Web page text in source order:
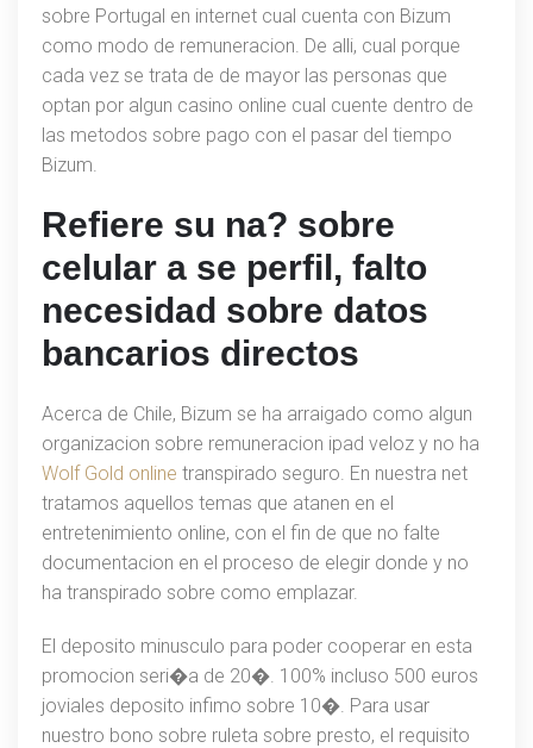
sobre Portugal en internet cual cuenta con Bizum
como modo de remuneracion. De alli, cual porque
cada vez se trata de de mayor las personas que
optan por algun casino online cual cuente dentro de
las metodos sobre pago con el pasar del tiempo
Bizum.
Refiere su na? sobre
celular a se perfil, falto
necesidad sobre datos
bancarios directos
Acerca de Chile, Bizum se ha arraigado como algun
organizacion sobre remuneracion ipad veloz y no ha
Wolf Gold online transpirado seguro. En nuestra net
tratamos aquellos temas que atanen en el
entretenimiento online, con el fin de que no falte
documentacion en el proceso de elegir donde y no
ha transpirado sobre como emplazar.
El deposito minusculo para poder cooperar en esta
promocion seri�a de 20�. 100% incluso 500 euros
joviales deposito infimo sobre 10�. Para usar
nuestro bono sobre ruleta sobre presto, el requisito